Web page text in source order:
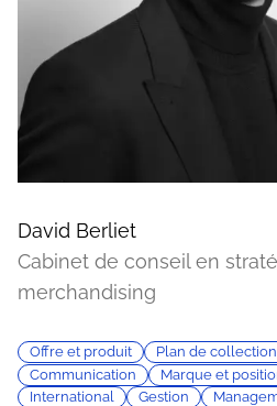
David Berliet
Cabinet de conseil en
merchandising
Offre et produit Plan de collection
Communication
Marque et
International
Gestion